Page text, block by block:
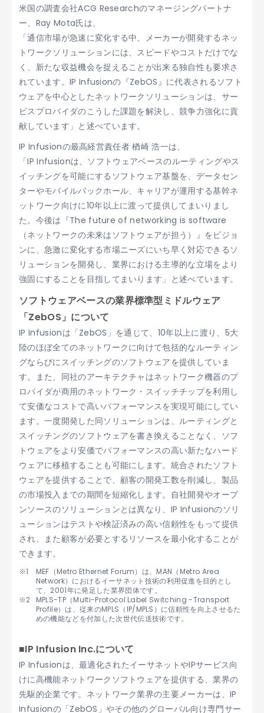
米国の調査会社ACG Researchのマネージングパートナ
ー、Ray Mota氏は、
「通信市場が急速に変化する中、メーカーが開発するネッ
トワークソリューションには、スピードやコストだけでな
く、新たな収益機会を捉えることが出来る独自性も要求さ
れています。IP Infusionの『ZebOS』に代表されるソフト
ウェアを中心としたネットワークソリューションは、サー
ビスプロバイダのこうした課題を解決し、競争力強化に貢
献しています」と述べています。
IP Infusionの最高経営責任者 楢崎 浩一は、
「IP Infusionは、ソフトウェアベースのルーティングやス
イッチングを可能にするソフトウェア基盤を、データセン
ターやモバイルバックホール、キャリアが運用する基幹ネ
ットワーク向けに10年以上に渡って提供してまいりまし
た。今後は『The future of networking is software
（ネットワークの未来はソフトウェアが担う）』をビジョ
ンに、急激に変化する市場ニーズにいち早く対応できるソ
リューションを開発し、業界における主導的な立場をより
強固にすることを目指してまいります」と述べています。
ソフトウェアベースの業界標準型ミドルウェア
「ZebOS」について
IP Infusionは「ZebOS」を通じて、10年以上に渡り、5大
陸のほぼ全てのネットワークに向けて包括的なルーティン
グならびにスイッチングのソフトウェアを提供していま
す。また、同社のアーキテクチャはネットワーク機器のプ
ロバイダが商用のネットワーク・スイッチチップを利用し
て安価なコストで高いパフォーマンスを実現可能にしてい
ます。一度開発した同ソリューションは、ルーティングと
スイッチングのソフトウェアを書き換えることなく、ソフ
トウェアをより安価でパフォーマンスの高い新たなハード
ウェアに移植することも可能にします。統合されたソフト
ウェアを提供することで、顧客の開発工数を削減し、製品
の市場投入までの期間を短縮化します。自社開発やオープ
ンソースのソリューションとは異なり、IP Infusionのソリ
ューションはテストや検証済みの高い信頼性をもって提供
され、また顧客が必要とするリソースを最小化することが
できます。
MEF（Metro Ethernet Forum）は、MAN（Metro Area
Network）におけるイーサネット技術の利用促進を目的とし
て、2001年に発足した業界団体です。
MPLS-TP（Multi-Protocol Label Switching -Transport
Profile）は、従来のMPLS（IP/MPLS）に信頼性を向上させるた
めの機能などを付加した次世代伝送技術です。
■IP Infusion Inc.について
IP Infusionは、最適化されたイーサネットやIPサービス向
けに高機能ネットワークソフトウェアを提供する、業界の
先駆的企業です。ネットワーク業界の主要メーカーは、IP
Infusionの「ZebOS」やその他のグローバル向け専門サー